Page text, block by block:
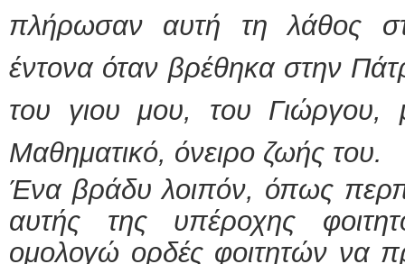
πλήρωσαν αυτή τη λάθος
έντονα όταν βρέθηκα στην
του γιου μου, του Γιώργου,
Μαθηματικό, όνειρο ζωής του.
Ένα βράδυ λοιπόν, όπως
αυτής της υπέροχης
ομολογώ ορδές φοιτητών να